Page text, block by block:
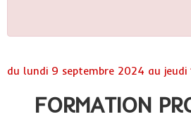
du lundi 9 septembre 2024 au jeudi
FORMATION